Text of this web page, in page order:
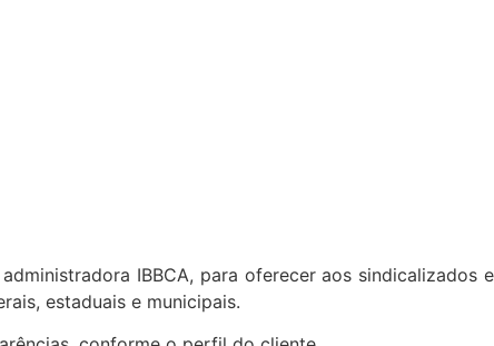
IBBCA, para oferecer aos sindicalizados e
estaduais e municipais.